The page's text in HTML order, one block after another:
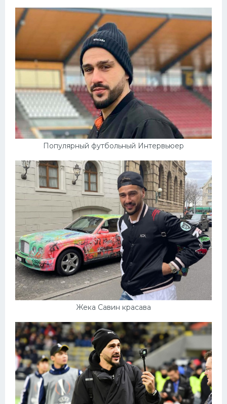
Популярный футбольный Интервьюер
Жека Савин красава